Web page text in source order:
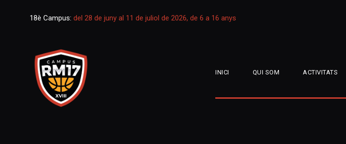
18è Campus: del 28 de juny al 11 de juliol de 2026, de 6 a 16 anys
INICI QUI SOM ACTIVITATS